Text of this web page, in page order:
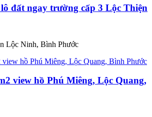
đất ngay trường cấp 3 Lộc Thiện
Lộc Ninh, Bình Phước
view hồ Phú Miêng, Lộc Quang,